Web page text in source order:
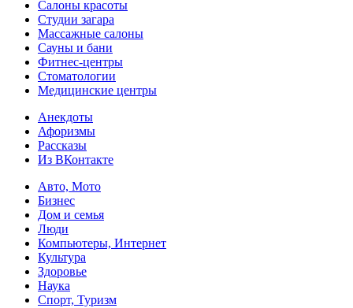
Салоны красоты
Студии загара
Массажные салоны
Сауны и бани
Фитнес-центры
Стоматологии
Медицинские центры
Анекдоты
Афоризмы
Рассказы
Из ВКонтакте
Авто, Мото
Бизнес
Дом и семья
Люди
Компьютеры, Интернет
Культура
Здоровье
Наука
Спорт, Туризм